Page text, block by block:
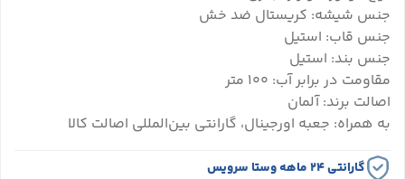
جنس شیشه: کریستال ضد خش
جنس قاب: استیل
جنس بند: استیل
مقاومت در برابر آب: ۱۰۰ متر
اصالت برند: آلمان
به همراه: جعبه اورجینال، گارانتی بین‌المللی اصالت کالا
گارانتی ۲۴ ماهه وستا سرویس